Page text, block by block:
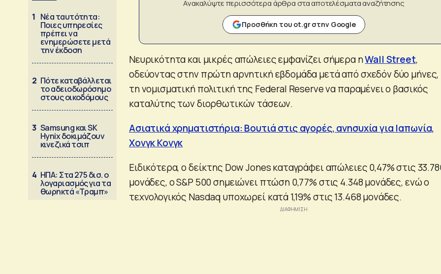
1 Νέα ταυτότητα:
Ποιες υπηρεσίες
πρέπει να
ενημερώσετε μετά
την έκδοση
2 Πότε καταβάλλεται
το αδειοδωρόσημο
στους οικοδόμους
3 Samsung και SK
Hynix δοκιμάζουν
κινεζικά τσιπ
4 ΗΠΑ: Στα 275 δισ. ο
λογαριασμός για τα
θωρηκτά «Τραμπ»
Ανακαλύψτε περισσότερα άρθρα στα αποτελέσματα αναζήτησης
Προσθήκη του ot.gr στην Google
Νευρικότητα και μικρές απώλειες εμφανίζει σήμερα ηWall Street,
οδεύοντας στην πρώτη αρνητική εβδομάδα μετά από σχεδόν δύο μήνες,
τη νομισματική πολιτική της Federal Reserve να παραμένει ο βασικός
καταλύτης των διορθωτικών τάσεων.
Ασιατικά χρηματιστήρια: Βουτιά στις αγορές, ανησυχία για Ιαπωνία,
Χονγκ Κονγκ
Ειδικότερα, ο δείκτης Dow Jones καταγράφει απώλειες 0,47% στις
μονάδες, ο S&P 500 σημειώνει πτώση 0,77% στις 4.348 μονάδες, ενώ ο
τεχνολογικός Nasdaq υποχωρεί κατά 1,19% στις 13.468 μονάδες.